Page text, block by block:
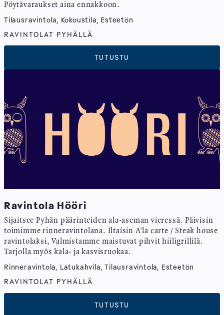
Pöytävaraukset aina ennakkoon.
Tilausravintola, Kokoustila, Esteetön
RAVINTOLAT PYHÄLLÄ
TUTUSTU
Ravintola Hööri
Sijaitsee Pyhän päärinteiden ala-aseman vieressä. Päivisin
toimimme rinneravintolana. Iltaisin A’la carte / Steak house
ravintolaksi, Valmistamme maistuvat pihvit hiiligrillilä.
Tarjolla myös kala- ja kasvisruokaa.
Rinneravintola, Latukahvila, Tilausravintola, Esteetön
RAVINTOLAT PYHÄLLÄ
TUTUSTU